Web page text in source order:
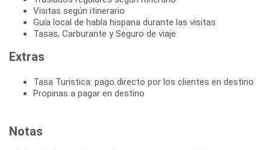
Visitas según itinerario
Guía local de habla hispana durante las visitas
Tasas, Carburante y Seguro de viaje
Extras
Tasa Turistica: pago directo por los clientes en destino
Propinas a pagar en destino
Notas